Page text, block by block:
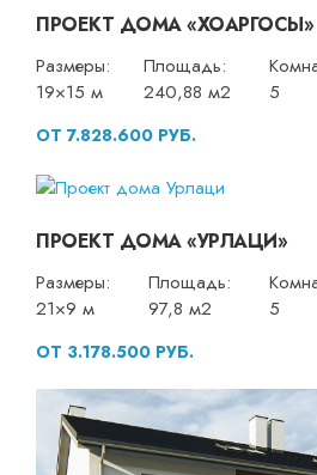
ПРОЕКТ ДОМА «ХОАРГОСЫ»
Размеры:
19×15 м
Площадь:
240,88 м2
5
ОТ 7.828.600 РУБ.
ПРОЕКТ ДОМА «УРЛАЦИ»
Размеры:
21×9 м
Площадь:
97,8 м2
5
ОТ 3.178.500 РУБ.